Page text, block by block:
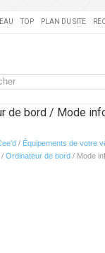
TOP PLAN DU SITE
de bord / Mode
/ Équipements de votre
/ Ordinateur de bord / Mode